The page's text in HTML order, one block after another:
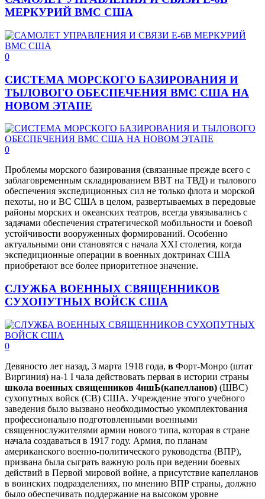
МЕРКУРИЙ ВМС США
0
СИСТЕМА МОРСКОГО БАЗИРОВАНИЯ И
ТЫЛОВОГО ОБЕСПЕЧЕНИЯ ВМС США НА
НОВОМ ЭТАПЕ
0
Проблемы морского базирования (связанные прежде всего с
заблаговременным складированием ВВТ на ТВД) и тылового
обеспечения экспедиционных сил не только флота и морской
пехоты, но и ВС США в целом, развертываемых в передовые
районы морских и океанских театров, всегда увязывались с
задачами обеспечения стратегической мобильности и боевой
устойчивости вооруженных формирований. Особенно
актуальными они становятся с начала XXI столетия, когда
экспедиционные операции в военных доктринах США
приобретают все более приоритетное значение.
СЛУЖБА ВОЕННЫХ СВЯЩЕННИКОВ
СУХОПУТНЫХ ВОЙСК США
0
Девяносто лет назад, 3 марта 1918 года, в Форт-Монро (штат
Виргиния) на-1 I чала действовать первая в истории страны
школа военных священников 4ншЬ(капелланов) (ШВС)
сухопутных войск (СВ) США. Учреждение этого учебного
заведения было вызвано необходимостью укомплектования
профессионально подготовленными военными
священнослужителями армии нового типа, которая в стране
начала создаваться в 1917 году. Армия, по планам
американского военно-политического руководства (ВПР),
призвана была сыграть важную роль при ведении боевых
действий в Первой мировой войне, а присутствие капелланов
в воинских подразделениях, по мнению ВПР страны, должно
было обеспечивать поддержание на высоком уровне